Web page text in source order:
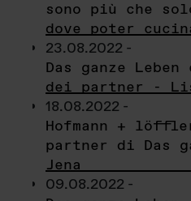
sono più che
dove poter
23.08.2022 -
Das ganze
dei partner -
18.08.2022 -
Hofmann +
partner di Das
Jena
09.08.2022 -